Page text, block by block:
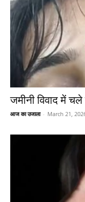
जमीनी विवाद में
आज का उजाला - March 21,